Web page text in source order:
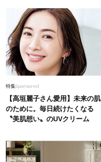
特集Sponsored
【高垣麗子さん愛用】未来の肌
のために。毎日続けたくなる
〝美肌想い〟のUVクリーム